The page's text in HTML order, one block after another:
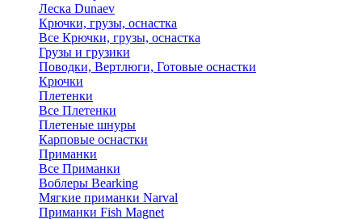
Леска Dunaev
Крючки, грузы, оснастка
Все Крючки, грузы, оснастка
Грузы и грузики
Поводки, Вертлюги, Готовые оснастки
Крючки
Плетенки
Все Плетенки
Плетеные шнуры
Карповые оснастки
Приманки
Все Приманки
Воблеры Bearking
Мягкие приманки Narval
Приманки Fish Magnet